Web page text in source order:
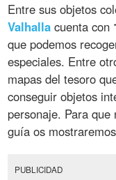
Entre sus objetos
Valhalla cuenta con
que podemos
especiales. Entre
mapas del tesoro
conseguir objetos
personaje. Para
guía os
PUBLICIDAD